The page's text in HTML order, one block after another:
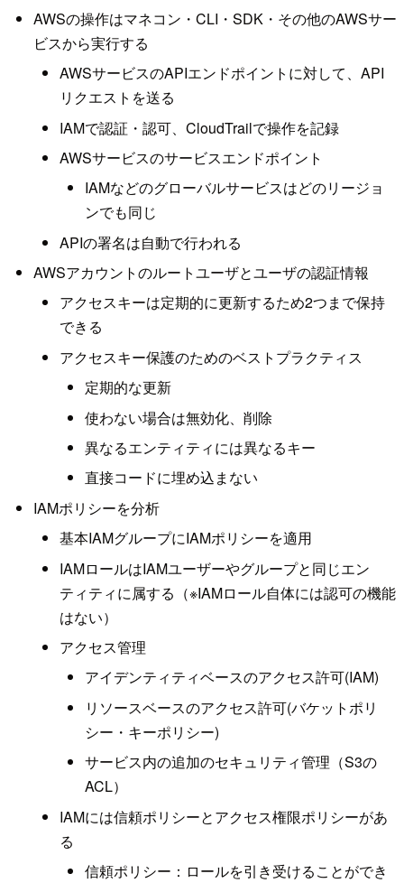
AWSの操作はマネコン・CLI・SDK・その他のAWSサー
ビスから実行する
AWSサービスのAPIエンドポイントに対して、API
リクエストを送る
IAMで認証・認可、CloudTrailで操作を記録
AWSサービスのサービスエンドポイント
IAMなどのグローバルサービスはどのリージョ
ンでも同じ
APIの署名は自動で行われる
AWSアカウントのルートユーザとユーザの認証情報
アクセスキーは定期的に更新するため2つまで保持
できる
アクセスキー保護のためのベストプラクティス
定期的な更新
使わない場合は無効化、削除
異なるエンティティには異なるキー
直接コードに埋め込まない
IAMポリシーを分析
基本IAMグループにIAMポリシーを適用
IAMロールはIAMユーザーやグループと同じエン
ティティに属する（※IAMロール自体には認可の機能
はない）
アクセス管理
アイデンティティベースのアクセス許可(IAM)
リソースベースのアクセス許可(バケットポリ
シー・キーポリシー)
サービス内の追加のセキュリティ管理（S3の
ACL）
IAMには信頼ポリシーとアクセス権限ポリシーがあ
る
信頼ポリシー：ロールを引き受けることができ